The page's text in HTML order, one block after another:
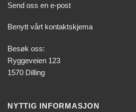
Send oss en e-post
Benytt vårt kontaktskjema
Besøk oss:
Ryggeveien 123
1570 Dilling
NYTTIG INFORMASJON